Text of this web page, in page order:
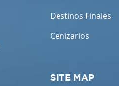
Destinos Finales
Cenizarios
SITE MAP